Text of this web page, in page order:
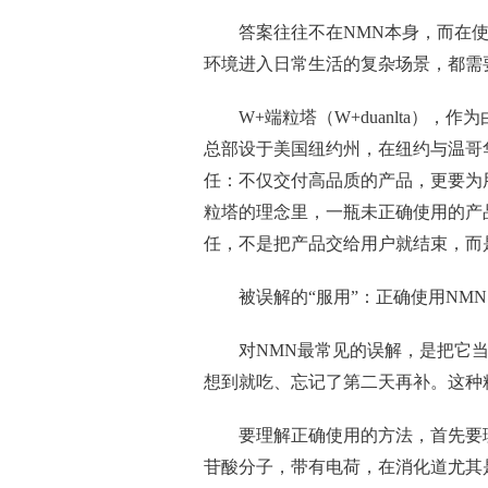
答案往往不在NMN本身，而在
环境进入日常生活的复杂场景，都
W+端粒塔（W+duanlta），作
总部设于美国纽约州，在纽约与温
任：不仅交付高品质的产品，更要
粒塔的理念里，一瓶未正确使用的
任，不是把产品交给用户就结束，
被误解的“服用”：正确使用
对NMN最常见的误解，是把它
想到就吃、忘记了第二天再补。这
要理解正确使用的方法，首先
苷酸分子，带有电荷，在消化道尤